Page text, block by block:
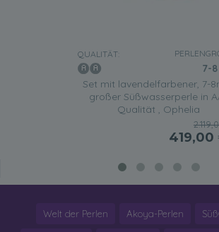
QUALITÄT:
7-8
Set mit lavendelfarbener, 7-
großer Süßwasserperle in
Qualität , Ophelia
419,00
Welt der Perlen Akoya-Perlen